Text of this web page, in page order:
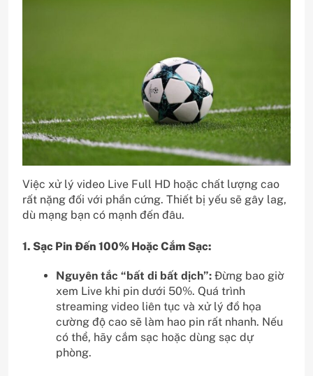
Việc xử lý video Live Full HD hoặc chất lượng cao
rất nặng đối với phần cứng. Thiết bị yếu sẽ gây lag,
dù mạng bạn có mạnh đến đâu.
1. Sạc Pin Đến 100% Hoặc Cắm Sạc:
Nguyên tắc “bất di bất dịch”: Đừng bao giờ
xem Live khi pin dưới 50%. Quá trình
streaming video liên tục và xử lý đồ họa
cường độ cao sẽ làm hao pin rất nhanh. Nếu
có thể, hãy cắm sạc hoặc dùng sạc dự
phòng.